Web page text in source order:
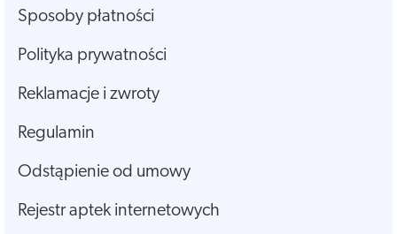
Sposoby płatności
Polityka prywatności
Reklamacje i zwroty
Regulamin
Odstąpienie od umowy
Rejestr aptek internetowych